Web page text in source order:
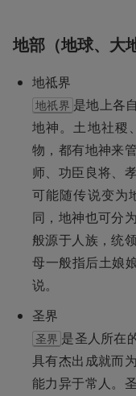
地部（地球、大
地祇界 是地上各
地神。土地社稷
物，都有地神来
师、功臣良将、
可能随传说变为
同，地神也可分
般源于人族，统
母一般指后土娘
说。
圣界 是圣人所在
具有杰出成就而
能力异于常人。